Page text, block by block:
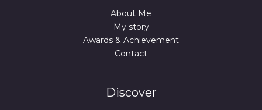
About Me
My story
Awards & Achievement
Contact
Discover